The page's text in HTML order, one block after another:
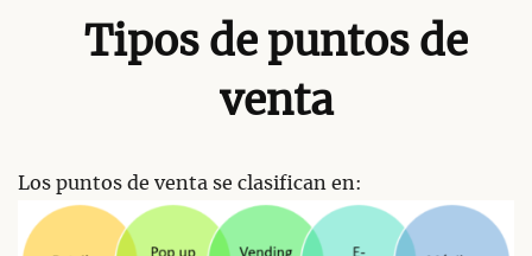
Tipos de puntos de
venta
Los puntos de venta se clasifican en: